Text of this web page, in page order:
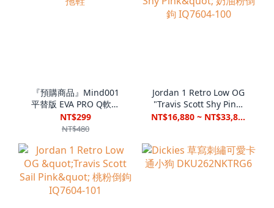
『預購商品』Mind001
平替版 EVA PRO Q軟大
底 拖鞋
NT$299
NT$480
Jordan 1 Retro Low OG
"Travis Scott Shy Pink"
奶油粉倒鉤 IQ7604-100NT$16,880 ~ NT$33,880